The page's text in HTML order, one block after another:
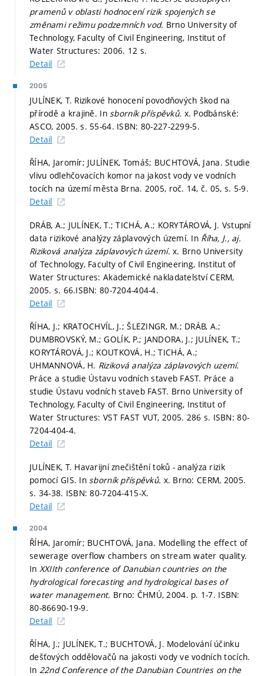
pramenů v oblasti hodnocení rizik spojených se
změnami režimu podzemních vod. Brno University of
Technology, Faculty of Civil Engineering, Institut of
Water Structures: 2006. 12 s.
Detail
2005
JULÍNEK, T. Rizikové honocení povodňových škod na
přírodě a krajině. In sborník příspěvků. x. Podbánské:
ASCO, 2005.s. 55-64. ISBN: 80-227-2299-5.
Detail
ŘÍHA, Jaromír; JULÍNEK, Tomáš; BUCHTOVÁ, Jana. Studie
vlivu odlehčovacích komor na jakost vody ve vodních
tocích na území města Brna. 2005, roč. 14, č. 05, s. 5-9.
Detail
DRÁB, A.; JULÍNEK, T.; TICHÁ, A.; KORYTÁROVÁ, J. Vstupní
data rizikové analýzy záplavových území. In Říha, J., aj.
Riziková analýza záplavových území.x. Brno University
of Technology, Faculty of Civil Engineering, Institut of
Water Structures: Akademické nakladatelství CERM,
2005. s. 66.ISBN: 80-7204-404-4.
Detail
ŘÍHA, J.; KRATOCHVÍL, J.; ŠLEZINGR, M.; DRÁB, A.;
DUMBROVSKÝ, M.; GOLÍK, P.; JANDORA, J.; JULÍNEK, T.;
KORYTÁROVÁ, J.; KOUTKOVÁ, H.; TICHÁ, A.;
UHMANNOVÁ, H. Riziková analýza záplavových uzemí.
Práce a studie Ústavu vodních staveb FAST. Práce a
studie Ústavu vodních staveb FAST. Brno University of
Technology, Faculty of Civil Engineering, Institut of
Water Structures: VST FAST VUT, 2005. 286 s. ISBN: 80-
7204-404-4.
Detail
JULÍNEK, T. Havarijní znečištění toků - analýza rizik
pomocí GIS. In sborník příspěvků. x. Brno: CERM, 2005.
s. 34-38. ISBN: 80-7204-415-X.
Detail
2004
ŘÍHA, Jaromír; BUCHTOVÁ, Jana. Modelling the effect of
sewerage overflow chambers on stream water quality.
In XXIIth conference of Danubian countries on the
hydrological forecasting and hydrological bases of
water management. Brno: ČHMÚ, 2004. p. 1-7. ISBN:
80-86690-19-9.
Detail
ŘÍHA, J.; JULÍNEK, T.; BUCHTOVÁ, J. Modelování účinku
dešťových oddělovačů na jakosti vody ve vodních tocích.
In 22nd Conference of the Danubian Countries on the